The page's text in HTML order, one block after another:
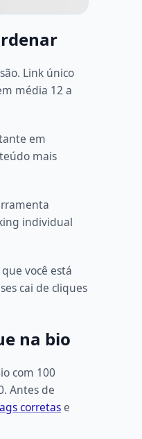
Link único
média 12 a
em
mais
individual
você está
cai de cliques
na bio
com 100
Antes de
corretas e